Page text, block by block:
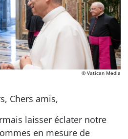
© Vatican Media
Chers amis,
laisser éclater notre
en mesure de